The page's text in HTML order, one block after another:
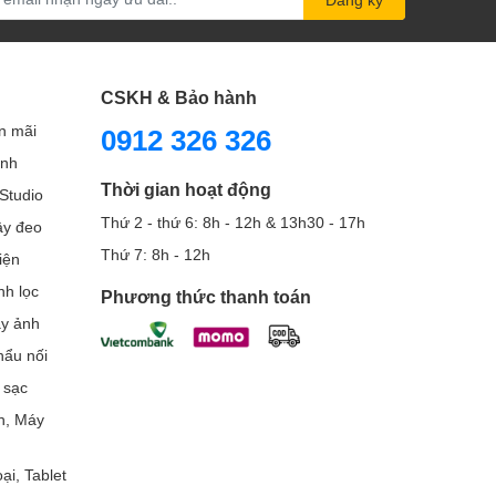
mãi
đeo
lọc
ảnh
nối
Máy
Tablet
CSKH & Bảo hành
0912 326 326
Thời gian hoạt động
Thứ 2 - thứ 6: 8h - 12h & 13h30 - 17h
Thứ 7: 8h - 12h
Phương thức thanh toán